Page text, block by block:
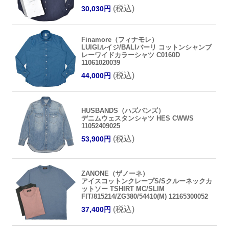
30,030円 (税込)
Finamore（フィナモレ）
LUIGIルイジ/BALIバーリ コットンシャンブ
レーワイドカラーシャツ C0160D
11061020039
44,000円 (税込)
HUSBANDS（ハズバンズ）
デニムウェスタンシャツ HES CWWS
11052409025
53,900円 (税込)
ZANONE（ザノーネ）
アイスコットンクレープS/Sクルーネックカ
ットソー TSHIRT MC/SLIM
FIT/815214/ZG380/54410(M) 12165300052
37,400円 (税込)